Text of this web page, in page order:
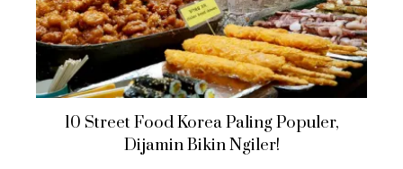
10 Street Food Korea Paling Populer,
Dijamin Bikin Ngiler!